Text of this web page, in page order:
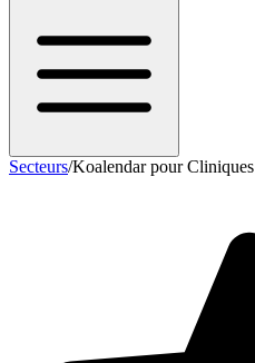
Secteurs/Koalendar pour Cliniques